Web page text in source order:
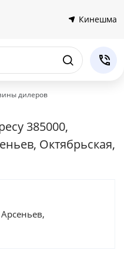
Кинешма
дилеров
385000,
Октябрьская,